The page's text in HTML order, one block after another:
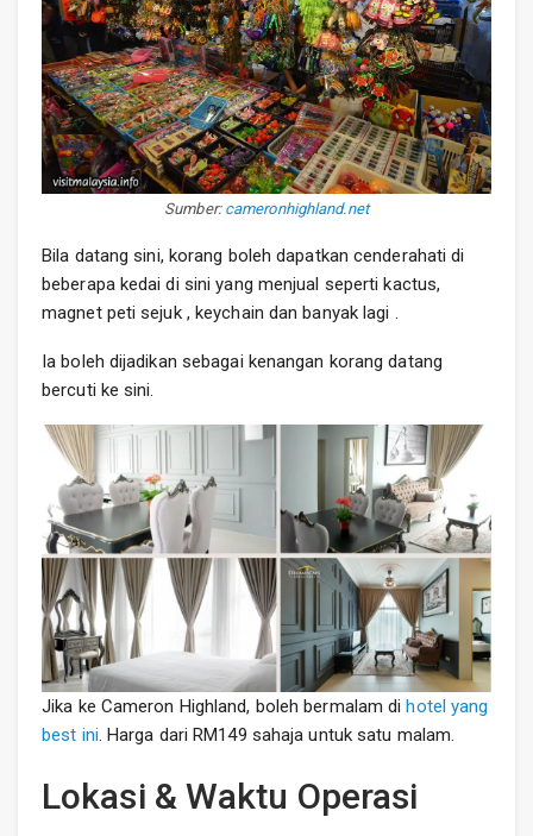
Sumber:cameronhighland.net
Bila datang sini, korang boleh dapatkan cenderahati di
beberapa kedai di sini yang menjual seperti kactus,
magnet peti sejuk , keychain dan banyak lagi .
Ia boleh dijadikan sebagai kenangan korang datang
bercuti ke sini.
Jika ke Cameron Highland, boleh bermalam dihotel yang
best ini. Harga dari RM149 sahaja untuk satu malam.
Lokasi & Waktu Operasi